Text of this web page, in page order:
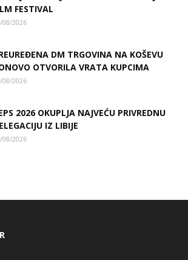
FESTIVAL
08/2026
DM TRGOVINA NA KOŠEVU
OTVORILA VRATA KUPCIMA
08/2026
2026 OKUPLJA NAJVEĆU PRIVREDNU
IZ LIBIJE
08/2026